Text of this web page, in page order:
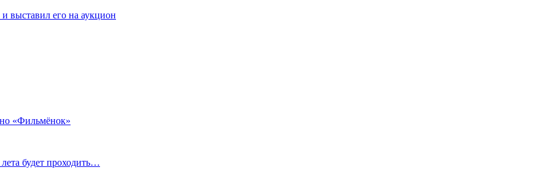
выставил его на аукцион
«Фильмёнок»
будет проходить…